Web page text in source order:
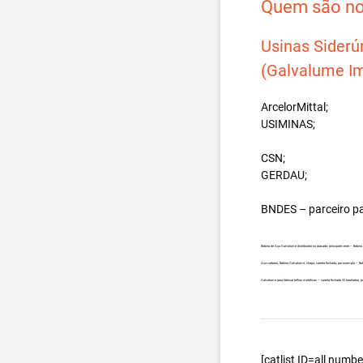
Quem são
Usinas
(Galvalume
ArcelorMittal;
USIMINAS;
CSN;
GERDAU;
BNDES – parceiro
Bobina de Aço Galvalume distribuidor no atacado, principalmente –
Aço carbono, Bobina Galvalume, chapa, carreta fechada, por exemplo –
Galvalume para fabricar telhas metálicas – carreta fechada 32
[catlist ID=all